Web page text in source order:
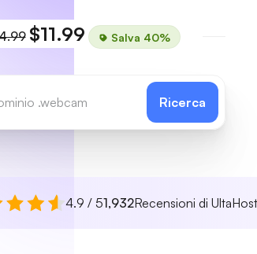
$11.99 Salva 40%
Ricerca
4.9 / 51,932Recensioni di UltaHost